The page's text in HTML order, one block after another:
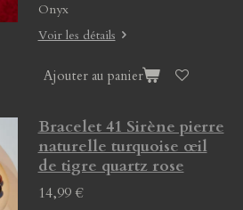
Onyx
Voir les détails
Ajouter au panier
Bracelet 41 Sirène pierre
naturelle turquoise œil
de tigre quartz rose
14,99 €